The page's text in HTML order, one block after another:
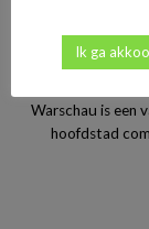
Stedentrip
Warschau is een
hoofdstad
Ik ga